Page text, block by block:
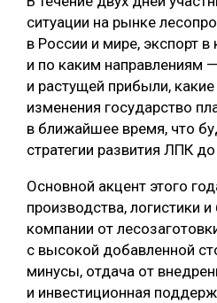
КОМПЛЕКСНАЯ ПЕРЕРАБОТКА
ЛЕСОПИЛЕНИЕ
ДЕРЕВЯННОЕ ДОМОСТРОЕНИЕ
БЕЗОПАСНОЕ ПРОИЗВОДСТВО
СУШКА ДРЕВЕСИНЫ
ситуации на рынке
в России и мире, экспорт в
и по каким направлениям
и растущей прибыли,
изменения государство
в ближайшее время, что
стратегии развития ЛПК
Основной акцент этого
производства, логистики
компании от
с высокой добавленной
минусы, отдача от
и инвестиционная